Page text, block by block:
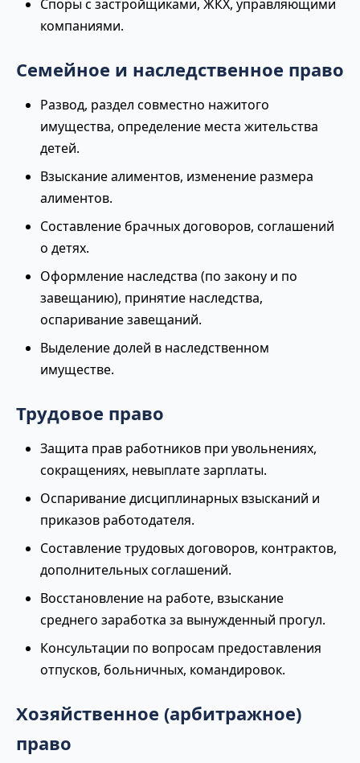
Споры с застройщиками, ЖКХ, управляющими
компаниями.
Семейное и наследственное право
Развод, раздел совместно нажитого
имущества, определение места жительства
детей.
Взыскание алиментов, изменение размера
алиментов.
Составление брачных договоров, соглашений
о детях.
Оформление наследства (по закону и по
завещанию), принятие наследства,
оспаривание завещаний.
Выделение долей в наследственном
имуществе.
Трудовое право
Защита прав работников при увольнениях,
сокращениях, невыплате зарплаты.
Оспаривание дисциплинарных взысканий и
приказов работодателя.
Составление трудовых договоров, контрактов,
дополнительных соглашений.
Восстановление на работе, взыскание
среднего заработка за вынужденный прогул.
Консультации по вопросам предоставления
отпусков, больничных, командировок.
Хозяйственное (арбитражное)
право